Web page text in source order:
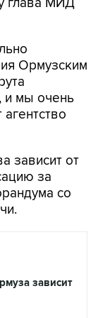
глава МИД
Ормузским
и мы очень
зависит от
за
со
зависит